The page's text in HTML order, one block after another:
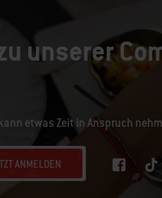
unserer
etwas Zeit in Anspruch
ANMELDEN